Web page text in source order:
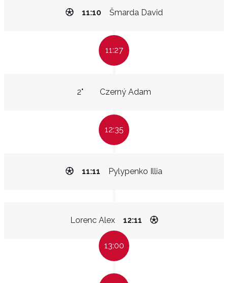
Šmarda David
11:10
11:27
Czerný Adam
2"
12:35
Pylypenko Illia
11:11
Lorenc Alex 12:11
13:00